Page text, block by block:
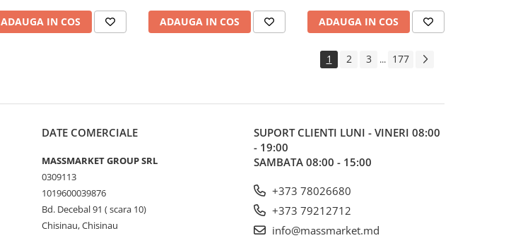
ADAUGA IN COS ADAUGA IN COS ADAUGA IN COS
1 2 3 ... 177
DATE COMERCIALE
MASSMARKET GROUP SRL
0309113
1019600039876
Bd. Decebal 91 ( scara 10)
Chisinau, Chisinau
SUPORT CLIENTI LUNI - VINERI 08:00
- 19:00
SAMBATA 08:00 - 15:00
+373 78026680
+373 79212712
info@massmarket.md